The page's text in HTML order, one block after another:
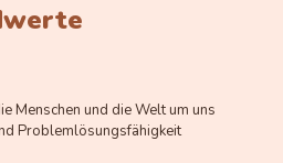
Menschen und die Welt um uns
Problemlösungsfähigkeit